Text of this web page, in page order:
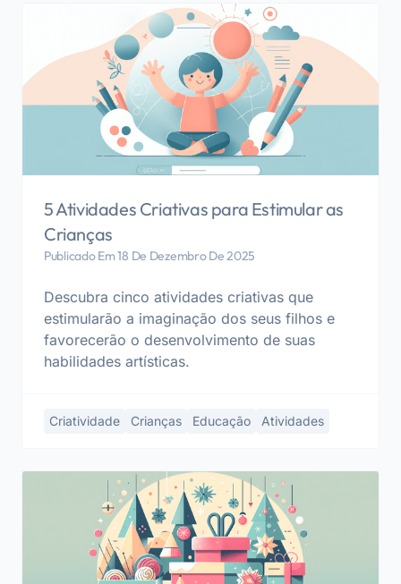
5 Atividades Criativas para Estimular as
Crianças
Publicado Em 18 De Dezembro De 2025
Descubra cinco atividades criativas que
estimularão a imaginação dos seus filhos e
favorecerão o desenvolvimento de suas
habilidades artísticas.
Criatividade Crianças Educação Atividades